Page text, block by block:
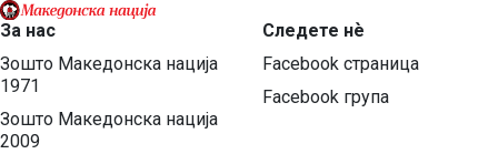
За нас
Зошто Македонска нација
1971
Зошто Македонска нација
2009
Следете нѐ
Facebook страница
Facebook група